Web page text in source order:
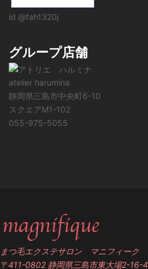
id @fah1320j
グループ店舗
atelier harumina
静岡県三島市中央町6-10
スクエアM1-102
055-975-5055
まつ毛エクステサロン マニフィーク
〒411-0802 静岡県三島市東大場2-16-4